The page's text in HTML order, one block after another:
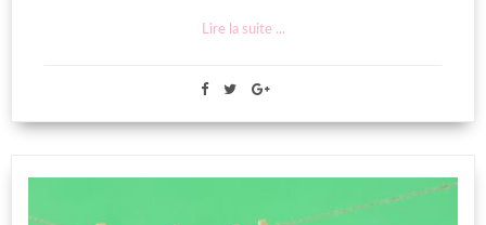
Lire la suite ...